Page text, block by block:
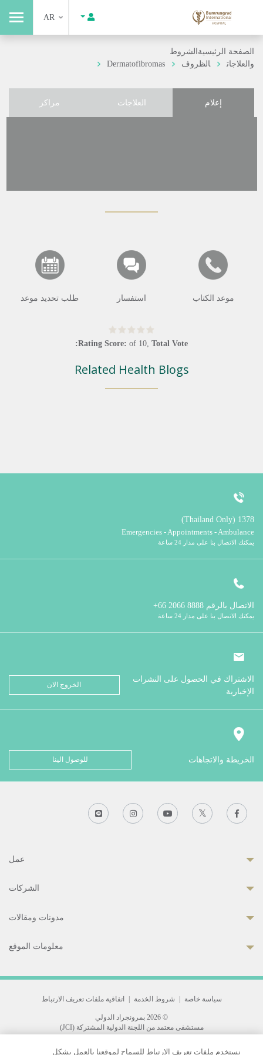
AR
الصفحة الرئيسيةالشروط
والعلاجات
الظروف Dermatofibromas
إعلام العلاجات مراكز
موعد الكتاب استفسار طلب تحديد موعد
Rating Score: of 10, Total Vote:
Related Health Blogs
1378 (Thailand Only)
Emergencies - Appointments - Ambulance
يمكنك الاتصال بنا على مدار 24 ساعة
الاتصال بالرقم
يمكنك الاتصال بنا على مدار 24 ساعة
الاشتراك في الحصول على النشرات
الإخبارية
الخروج الان
الخريطة والاتجاهات للوصول الينا
عمل
الشركات
مدونات ومقالات
معلومات الموقع
سياسة خاصة شروط الخدمة اتفاقية ملفات تعريف الارتباط
© 2026 بمرونجراد الدولي
مستشفى معتمد من اللجنة الدولية المشتركة (JCI)
33 Sukhumvit 3, Wattana, Bangkok 10110 Thailand.
نستخدم ملفات تعريف الارتباط للسماح لموقعنا بالعمل بشكل